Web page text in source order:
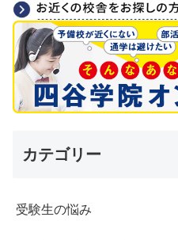
カテゴリー
受験生の悩み